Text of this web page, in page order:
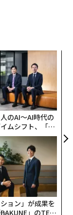
のAI〜AI時代の
ムシフト、「超
心 【MUFG×ウ
×PwC】
ション」が成果を
BAKUNE」のTEN